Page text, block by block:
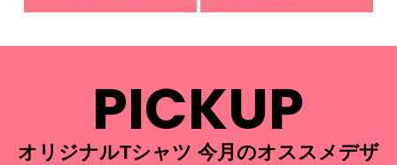
PICKUP
オリジナルTシャツ 今月のオススメデザ